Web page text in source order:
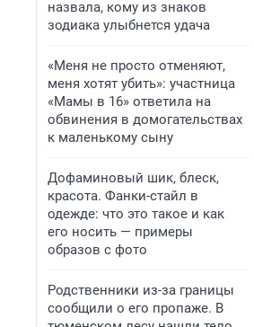
назвала, кому из знаков
зодиака улыбнется удача
«Меня не просто отменяют,
меня хотят убить»: участница
«Мамы в 16» ответила на
обвинения в домогательствах
к маленькому сыну
Дофаминовый шик, блеск,
красота. Фанки-стайл в
одежде: что это такое и как
его носить — примеры
образов с фото
Родственники из-за границы
сообщили о его пропаже. В